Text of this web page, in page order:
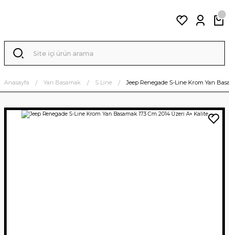
Anasayfa Yan Basamak S Line Jeep Renegade S-Line Krom Yan